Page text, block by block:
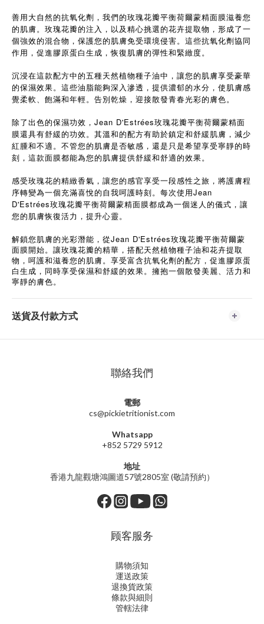
善用大自然的抗氧化劑，我們的玫瑰花瓣平衡荷爾蒙精面膜滋養您
的肌膚。玫瑰花瓣的注入，以及精心挑選的花卉提取物，形成了一
個強效的混合物，保護您的肌膚免受環境侵害。這些抗氧化劑協同
作用，促進膠原蛋白生成，恢復肌膚的彈性和緊緻度。
沉浸在這款配方中的五種天然植物種子油中，讓您的肌膚享受豪華
的保濕效果。這些油脂能夠深入滲透，提供濃郁的水分，使肌膚感
覺柔軟、飽滿和年輕。告別乾燥，迎接散發青春光彩的膚色。
除了出色的保濕功效，Jean D'Estrées玫瑰花瓣平衡荷爾蒙精面
膜還具有舒緩的功效。其溫和的配方有助於鎮定和舒緩肌膚，減少
紅腫和不適。不管您的肌膚是否敏感，還是只是希望享受寧靜的時
刻，這款面膜都能為您的肌膚提供舒緩和舒適的效果。
感受玫瑰花的精緻香氣，讓您的感官享受一段感性之旅，將護膚程
序轉變為一個充滿喜悅的自我呵護時刻。每次使用Jean
D'Estrées玫瑰花瓣平衡荷爾蒙精面膜都成為一個迷人的儀式，讓
您的肌膚恢復活力，提升心靈。
解鎖您肌膚的光彩潛能，從Jean D'Estrées玫瑰花瓣平衡荷爾蒙
面膜開始。讓玫瑰花瓣的精華，搭配天然植物種子油和花卉提取
物，呵護和滋養您的肌膚。享受富含抗氧化劑的配方，促進膠原蛋
白生成，同時享受保濕和舒緩的效果。擁抱一個散發美麗、活力和
寧靜的膚色。
送貨及付款方式
聯絡我們
電郵
cs@pickietritionist.com
Whatsapp
+852 5729 5912
地址
香港九龍觀塘鴻圖道57號2805室 (敬請預約）
顾客服务
購物須知
運送政策
退換貨政策
條款與細則
管轄法律